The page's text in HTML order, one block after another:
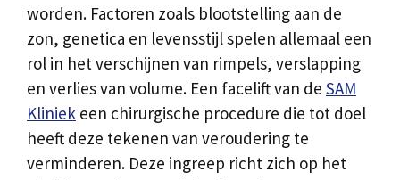
worden. Factoren zoals blootstelling aan de
zon, genetica en levensstijl spelen allemaal een
rol in het verschijnen van rimpels, verslapping
en verlies van volume. Een facelift van de SAM
Kliniek een chirurgische procedure die tot doel
heeft deze tekenen van veroudering te
verminderen. Deze ingreep richt zich op het